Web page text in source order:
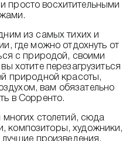
просто восхитительными
из самых тихих и
где можно отдохнуть от
с природой, своими
хотите перезагрузиться
природной красоты,
вам обязательно
в Сорренто.
столетий, сюда
композиторы, художники,
произведения.